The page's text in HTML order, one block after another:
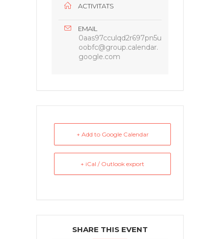
ACTIVITATS
EMAIL
0aas97cculqd2r697pn5u
oobfc@group.calendar.
google.com
+ Add to Google Calendar
+ iCal / Outlook export
SHARE THIS EVENT